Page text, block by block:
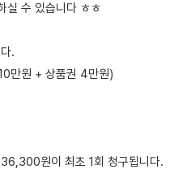
수 있습니다 ㅎㅎ
.
만원 + 상품권 4만원)
원이 최초 1회 청구됩니다.